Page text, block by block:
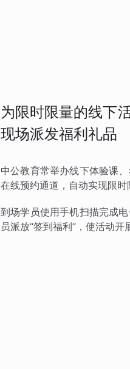
为限时限量的线下
现场派发福利礼品
中公教育常举办线下体验课
在线预约通道，自动实现限时
到场学员使用手机扫描完成
员派放“签到福利”，使活动开